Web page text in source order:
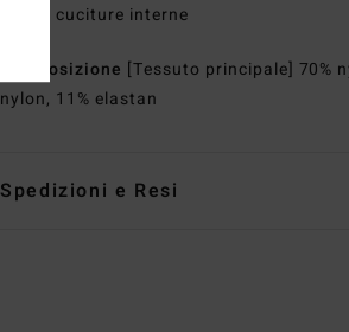
sulle cuciture interne
Composizione [Tessuto principale] 70%
nylon, 11% elastan
Spedizioni e Resi